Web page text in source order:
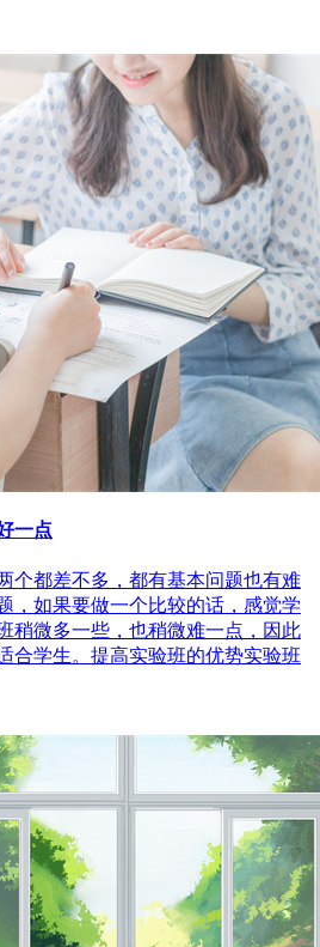
一点
个都差不多，都有基本问题也有难
，如果要做一个比较的话，感觉学
稍微多一些，也稍微难一点，因此
合学生。提高实验班的优势实验班